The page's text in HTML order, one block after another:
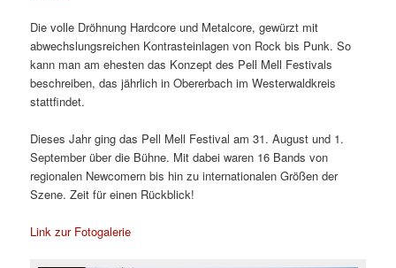
Die volle Dröhnung Hardcore und Metalcore, gewürzt mit
abwechslungsreichen Kontrasteinlagen von Rock bis Punk. So
kann man am ehesten das Konzept des Pell Mell Festivals
beschreiben, das jährlich in Obererbach im Westerwaldkreis
stattfindet.
Dieses Jahr ging das Pell Mell Festival am 31. August und 1.
September über die Bühne. Mit dabei waren 16 Bands von
regionalen Newcomern bis hin zu internationalen Größen der
Szene. Zeit für einen Rückblick!
Link zur Fotogalerie